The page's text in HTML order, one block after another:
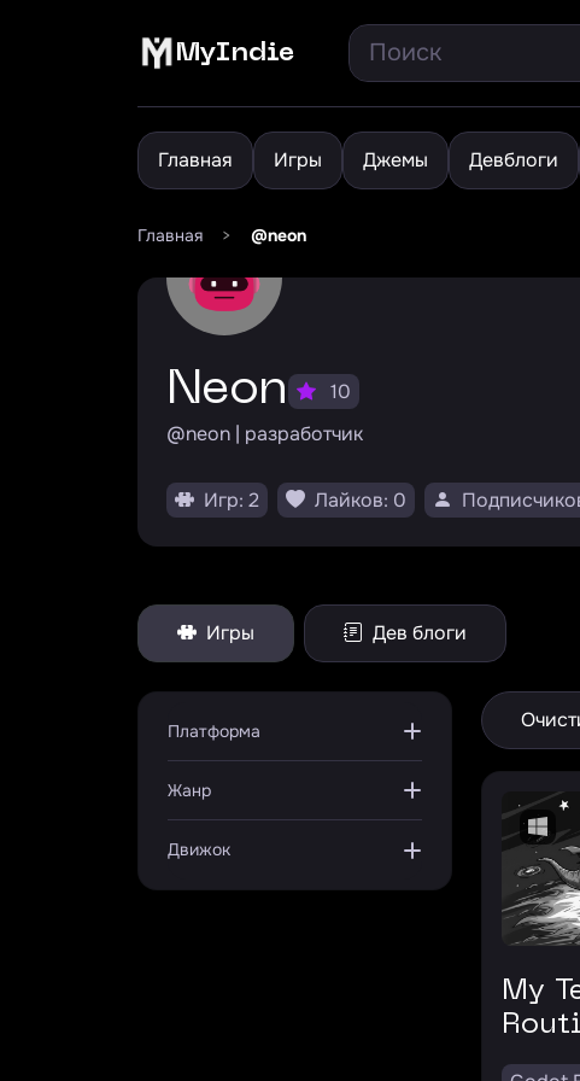
MyIndie
Главная Игры Джемы Девблоги
Главная > @neon
Neon
10
@neon | разработчик
Игр: 2 Лайков: 0
Игры Дев блоги
Платформа
Жанр
Движок
My Tedious